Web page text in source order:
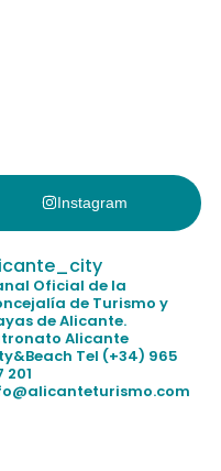
Instagram
Oficial de la
de Turismo y
de Alicante.
Alicante
Tel (+34) 965
201